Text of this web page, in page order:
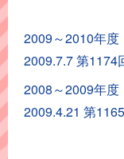
ア
ー
カ
イ
2009～2010年度
2009.7.7 第1174
2008～2009年度
2009.4.21 第